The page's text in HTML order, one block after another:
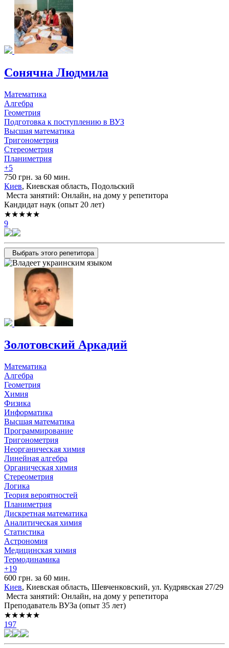
Сонячна Людмила
Математика
Алгебра
Геометрия
Подготовка к поступлению в ВУЗ
Высшая математика
Тригонометрия
Стереометрия
Планиметрия
+5
750 грн. за 60 мин.
Киев, Киевская область, Подольский
Места занятий: Онлайн, на дому у репетитора
Кандидат наук (опыт 20 лет)
★★★★★
9
Выбрать этого репетитора
Золотовский Аркадий
Математика
Алгебра
Геометрия
Химия
Физика
Информатика
Высшая математика
Программирование
Тригонометрия
Неорганическая химия
Линейная алгебра
Органическая химия
Стереометрия
Логика
Теория вероятностей
Планиметрия
Дискретная математика
Аналитическая химия
Статистика
Астрономия
Медицинская химия
Термодинамика
+19
600 грн. за 60 мин.
Киев, Киевская область, Шевченковский, ул. Кудрявская 27/29
Места занятий: Онлайн, на дому у репетитора
Преподаватель ВУЗа (опыт 35 лет)
★★★★★
197